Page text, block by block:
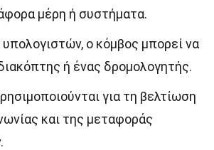
μέρη ή συστήματα.
ο κόμβος μπορεί να
ή ένας δρομολογητής.
για τη βελτίωση
και της μεταφοράς